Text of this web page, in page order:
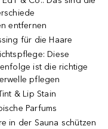
entfernen
für die Haare
Diese
ist die richtige
pflegen
& Lip Stain
Parfums
in der Sauna schützen